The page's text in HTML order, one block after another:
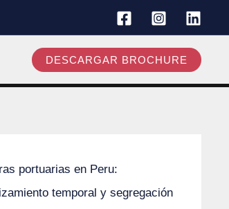
DESCARGAR BROCHURE
portuarias en Peru:
temporal y segregación